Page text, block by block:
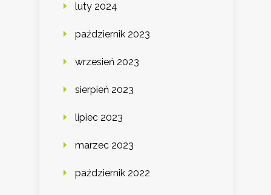
luty 2024
październik 2023
wrzesień 2023
sierpień 2023
lipiec 2023
marzec 2023
październik 2022